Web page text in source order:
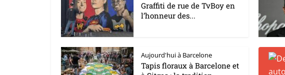
Graffiti de rue de TvBoy en
l’honneur des...
Aujourd'hui à Barcelone
Tapis floraux à Barcelone et